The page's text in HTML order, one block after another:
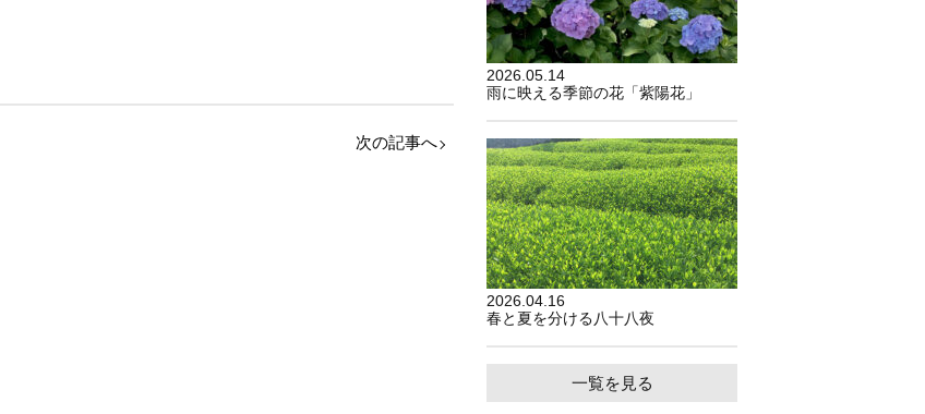
次の記事へ
2026.05.14
雨に映える季節の花「紫陽花」
2026.04.16
春と夏を分ける八十八夜
一覧を見る